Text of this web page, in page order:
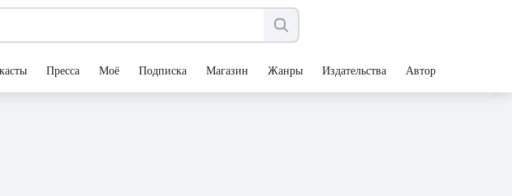
Пресса Моё Подписка Магазин Жанры Издательства Авторы